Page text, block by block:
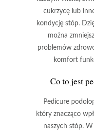
cukrzycę lub
kondycję stóp.
można
problemów
komfort
Co to jest
Pedicure
który znacząco
naszych stóp.